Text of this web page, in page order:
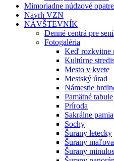
Mimoriadne núdzové
Navrh VZN
NÁVŠTEVNÍK
Denné centrá pre
Fotogaléria
Keď rozkvitne
Kultúrne
Mesto v kvete
Mestský úrad
Námestie
Pamätné tabule
Príroda
Sakrálne
Sochy
Šurany letecky
Šurany
Šurany